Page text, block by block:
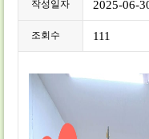
작성일자 2025-06-
조회수 111